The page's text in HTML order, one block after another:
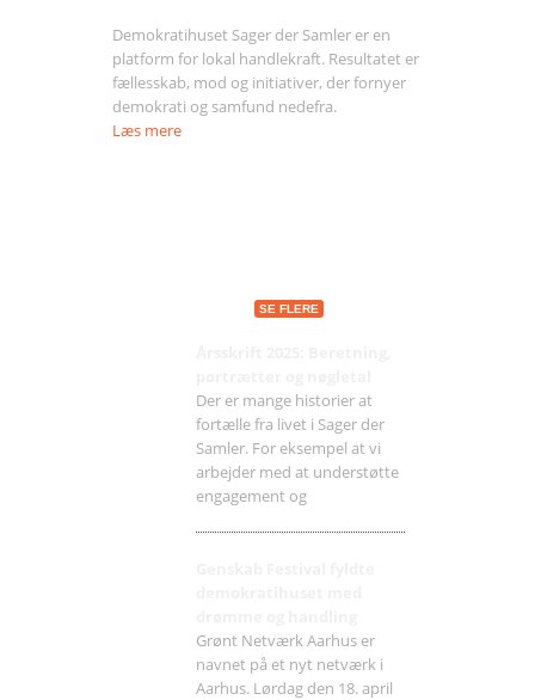
Demokratihuset Sager der Samler er en
platform for lokal handlekraft. Resultatet er
fællesskab, mod og initiativer, der fornyer
demokrati og samfund nedefra.
Læs mere
SE FLERE
Der er mange historier at
fortælle fra livet i Sager der
Samler. For eksempel at vi
arbejder med at understøtte
engagement og
Grønt Netværk Aarhus er
navnet på et nyt netværk i
Aarhus. Lørdag den 18. april